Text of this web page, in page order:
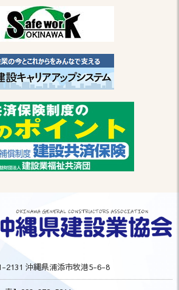
2131 沖縄県浦添市牧港5-6-8